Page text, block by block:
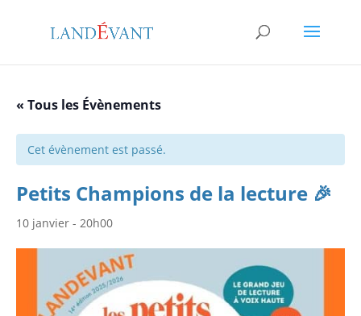
« Tous les Évènements
Cet évènement est passé.
Petits Champions de la lecture 🎉
10 janvier - 20h00